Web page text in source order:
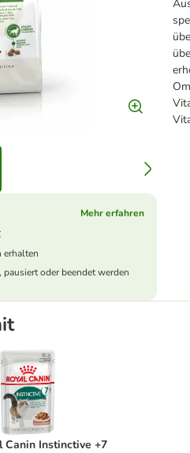
Mehr erfahren
erhalten
pausiert oder beendet werden
Canin Instinctive +7 in Soße
Canin Instinctive +7